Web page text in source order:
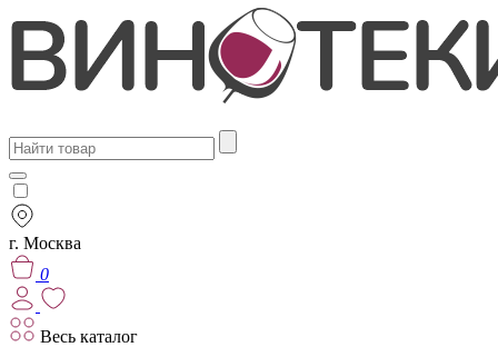
г. Москва
0
Весь каталог